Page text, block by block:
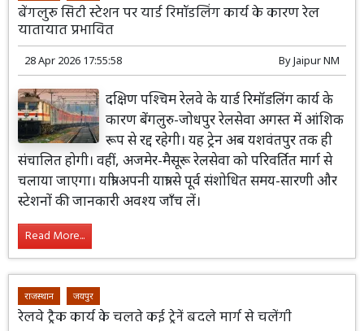
बेंगलुरू सिटी स्टेशन पर यार्ड रिमॉडलिंग कार्य के कारण रेल
यातायात प्रभावित
28 Apr 2026 17:55:58 ByJaipur NM
दक्षिण पश्चिम रेलवे के यार्ड रिमॉडलिंग कार्य के
कारण बेंगलुरु-जोधपुर रेलसेवा अगस्त में आंशिक
रूप से रद्द रहेगी। यह ट्रेन अब यशवंतपुर तक ही
संचालित होगी। वहीं, अजमेर-मैसूरू रेलसेवा को परिवर्तित मार्ग से
चलाया जाएगा। यात्री अपनी यात्रा से पूर्व संशोधित समय-सारणी और
स्टेशनों की जानकारी अवश्य जाँच लें।
Read More...
राजस्थान जयपुर
रेलवे ट्रैक कार्य के चलते कई ट्रेनें बदले मार्ग से चलेंगी